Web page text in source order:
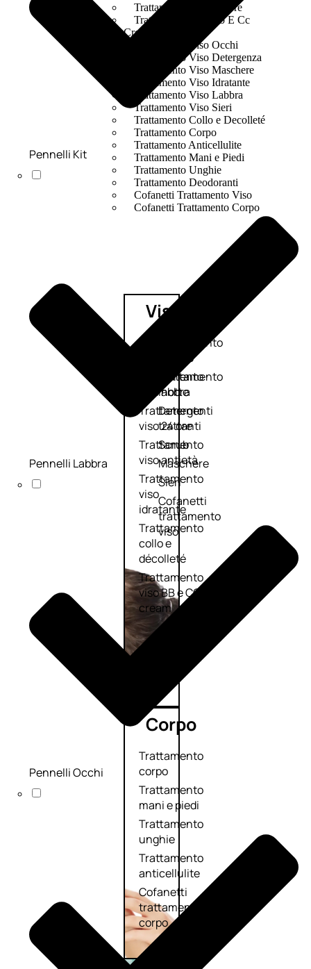
Trattamento Viso 24 Ore
Trattamento Viso Bb E Cc
Cream
Trattamento Viso Occhi
Trattamento Viso Detergenza
Trattamento Viso Maschere
Trattamento Viso Idratante
Trattamento Viso Labbra
Trattamento Viso Sieri
Trattamento Collo e Decolleté
Trattamento Corpo
Trattamento Anticellulite
Trattamento Mani e Piedi
Trattamento Unghie
Trattamento Deodoranti
Cofanetti Trattamento Viso
Cofanetti Trattamento Corpo
Viso
Trattamento
viso giorno
Trattamento
viso notte
Trattamento
viso 24 ore
Trattamento
viso antietà
Trattamento
viso
idratante
Trattamento
collo e
décolleté
Trattamento
viso BB e CC
cream
Trattamento
Trattamento
labbra
Detergenti
trattanti
Scrub
Maschere
Sieri
Cofanetti
trattamento
viso
Corpo
Trattamento
corpo
Trattamento
mani e piedi
Trattamento
unghie
Trattamento
anticellulite
Cofanetti
trattamento
corpo
Pennelli Kit
Pennelli Labbra
Pennelli Occhi